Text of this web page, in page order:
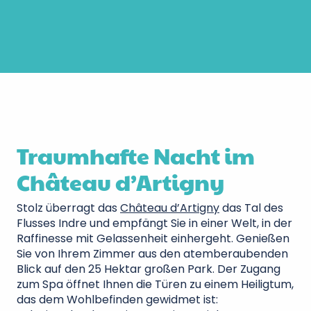
Traumhafte Nacht im
Château d’Artigny
Stolz überragt dasChâteau d’Artignydas Tal des
Flusses Indre und empfängt Sie in einer Welt, in der
Raffinesse mit Gelassenheit einhergeht. Genießen
Sie von Ihrem Zimmer aus den atemberaubenden
Blick auf den 25 Hektar großen Park. Der Zugang
zum Spa öffnet Ihnen die Türen zu einem Heiligtum,
das dem Wohlbefinden gewidmet ist: